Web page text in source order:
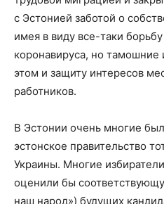
с Эстонией заботой о
имея в виду все-таки
коронавируса, но тамошние
этом и защиту интересов
работников.
В Эстонии очень многие
эстонское правительство
Украины. Многие
оценили бы
наш народ») будущих